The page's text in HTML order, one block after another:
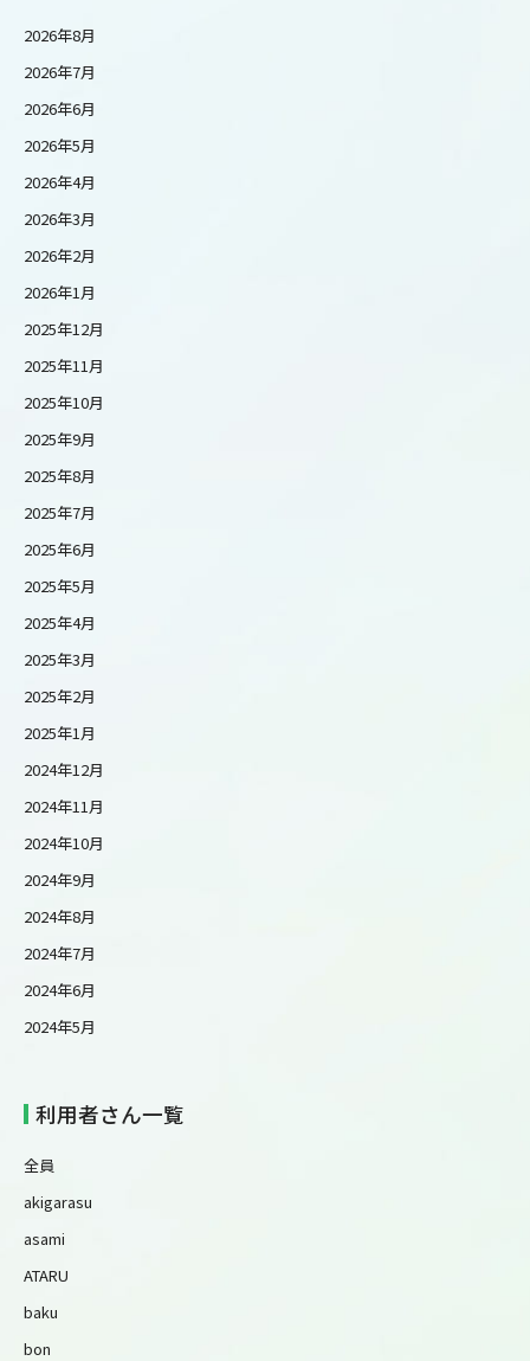
2026年8月
2026年7月
2026年6月
2026年5月
2026年4月
2026年3月
2026年2月
2026年1月
2025年12月
2025年11月
2025年10月
2025年9月
2025年8月
2025年7月
2025年6月
2025年5月
2025年4月
2025年3月
2025年2月
2025年1月
2024年12月
2024年11月
2024年10月
2024年9月
2024年8月
2024年7月
2024年6月
2024年5月
利用者さん一覧
全員
akigarasu
asami
ATARU
baku
bon